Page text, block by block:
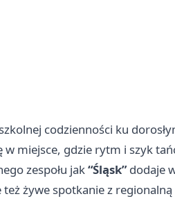
codzienności ku
miejsce, gdzie rytm i szyk
zespołu jak“Śląsk”dodaje
żywe spotkanie z